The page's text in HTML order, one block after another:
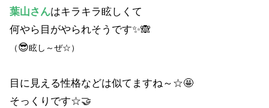
葉山さんはキラキラ眩しくて
何やら目がやられそうです✨🙈
（😎眩し～ぜ☆）
目に見える性格などは似てますね～☆🤩
そっくりです☆🤝